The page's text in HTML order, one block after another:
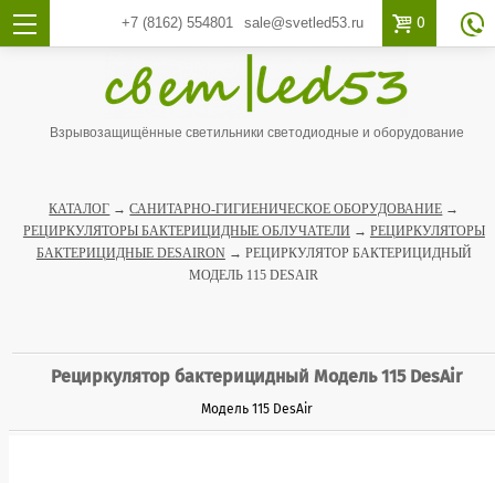
+7 (8162)554801 sale@svetled53.ru  0 
Взрывозащищённые светильники светодиодные и оборудование
КАТАЛОГ →САНИТАРНО-ГИГИЕНИЧЕСКОЕ ОБОРУДОВАНИЕ →
РЕЦИРКУЛЯТОРЫ БАКТЕРИЦИДНЫЕ ОБЛУЧАТЕЛИ → РЕЦИРКУЛЯТОРЫ
БАКТЕРИЦИДНЫЕ DESAIRON→ РЕЦИРКУЛЯТОР БАКТЕРИЦИДНЫЙ
МОДЕЛЬ 115 DESAIR
Рециркулятор бактерицидный Модель 115 DesAir
Модель 115 DesAir